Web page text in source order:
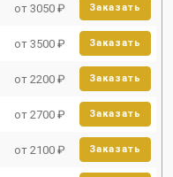
от 3050 ₽ Заказать
от 3500 ₽ Заказать
от 2200 ₽ Заказать
от 2700 ₽ Заказать
от 2100 ₽ Заказать